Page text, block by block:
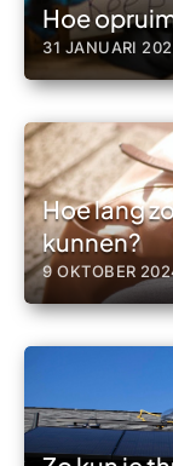
Hoe
31 JANUARI
Hoe lang
kunnen?
9 OKTOBER